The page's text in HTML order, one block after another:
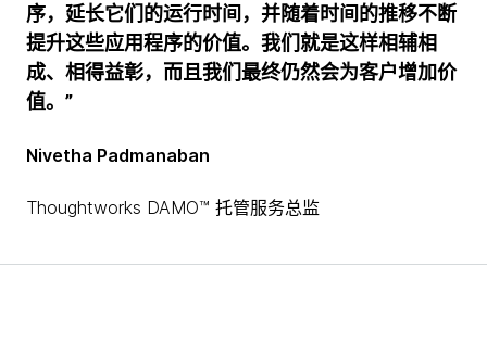
序，延长它们的运行时间，并随着时间的推移不断
提升这些应用程序的价值。我们就是这样相辅相
成、相得益彰，而且我们最终仍然会为客户增加价
值。”
Nivetha Padmanaban
Thoughtworks DAMO™ 托管服务总监